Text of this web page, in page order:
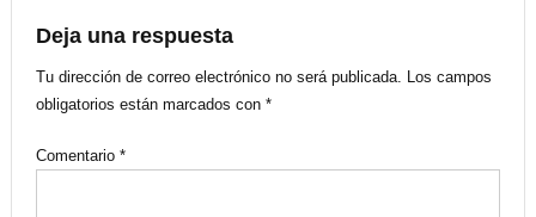
entradas
Deja una respuesta
Tu dirección de correo electrónico no será publicada. Los campos
obligatorios están marcados con *
Comentario *